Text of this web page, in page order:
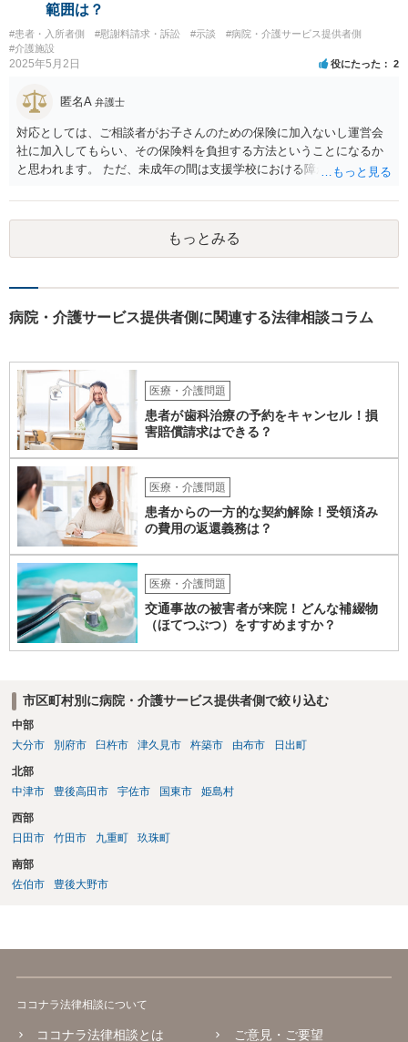
範囲は？
#患者・入所者側 #慰謝料請求・訴訟 #示談
#病院・介護サービス提供者側
#介護施設
2025年5月2日 役にたった 2
匿名A 弁護士
対応としては、ご相談者がお子さんのための保険に加入ないし運営会
社に加入してもらい、その保険料を負担する方法ということになるか
と思われます。 ただ、未成年の間は支援学校における障がい児向けの
かは少し調べてみてはいかがでしょうか。 グループホームは基本的に
要支援者自身が自立して生活する（その責任も負担する）ことを前提
とした支援システムなので、今回のように障がい者による損害や費用
が発生するたびに運営会社が負担するということはシステム的にも経
がよく、むしろ職員を増やして対応するとのことで悪くない対応のグ
あるかどうかですね。 あと、家での生活では出なかった他害行動（暴
力）がでたというお話ですが、それは、現在のグループホームの生活
に対するお子さんのストレスが出ている可能性も高いところです。 な
ので、まだそのグループホームに入って日が浅いなどの場合には、も
う少し様子を見るしかありませんが、時間が経っているのに２度目の
他害行動があったということであれば、問題は思ったより深刻かもし
れません。 いずれにせよ、一度職員の方と暴力が生じた際の事実経緯
を確認し、またその直近に何か変化がなかったかなどのお子さんの障
がい特性に照らした原因分析をしてみると再発防止策が浮かぶかもし
れません。
もっとみる
病院・介護サービス提供者側に関連する法律相談コラム
医療・介護問題
患者が歯科治療の予約をキャンセル！損
害賠償請求はできる？
医療・介護問題
患者からの一方的な契約解除！受領済み
の費用の返還義務は？
医療・介護問題
交通事故の被害者が来院！どんな補綴物
（ほてつぶつ）をすすめますか？
市区町村別に病院・介護サービス提供者側で絞り込む
中部
大分市
別府市 臼杵市 津久見市 杵築市 由布市 日出町
北部
中津市
豊後高田市 宇佐市 国東市 姫島村
西部
日田市
竹田市 九重町 玖珠町
南部
佐伯市
豊後大野市
ココナラ法律相談について
ココナラ法律相談とは ご意見・ご要望